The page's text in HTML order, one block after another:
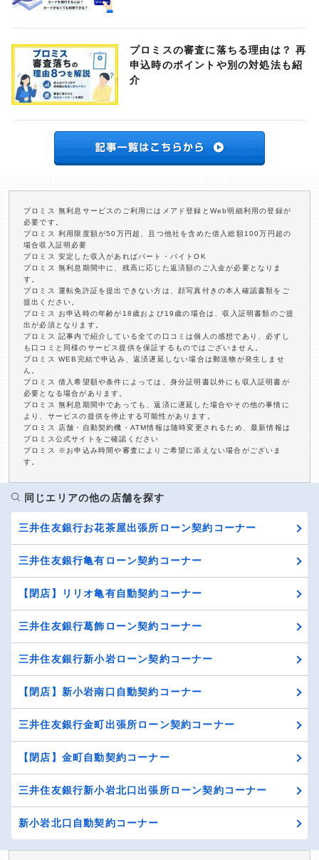
プロミスの審査に落ちる理由は？ 再
申込時のポイントや別の対処法も紹
介
プロミス 無利息サービスのご利用にはメアド登録とWeb明細利用の登録が
必要です。
プロミス 利用限度額が50万円超、且つ他社を含めた借入総額100万円超の
場合収入証明必要
プロミス 安定した収入があればパート・バイトOK
プロミス 無利息期間中に、残高に応じた返済額のご入金が必要となりま
す。
プロミス 運転免許証を提出できない方は、顔写真付きの本人確認書類をご
提出ください。
プロミス お申込時の年齢が18歳および19歳の場合は、収入証明書類のご提
出が必須となります。
プロミス 記事内で紹介している全ての口コミは個人の感想であり、必ずし
も口コミと同様のサービス提供を保証するものではございません。
プロミス WEB完結で申込み、返済遅延しない場合は郵送物が発生しませ
ん。
プロミス 借入希望額や条件によっては、身分証明書以外にも収入証明書が
必要となる場合があります。
プロミス 無利息期間中であっても、返済に遅延した場合やその他の事情に
より、サービスの提供を停止する可能性があります。
プロミス 店舗・自動契約機・ATM情報は随時変更されるため、最新情報は
プロミス公式サイトをご確認ください
プロミス ※お申込み時間や審査によりご希望に添えない場合がございま
す。
同じエリアの他の店舗を探す
三井住友銀行お花茶屋出張所ローン契約コーナー
三井住友銀行亀有ローン契約コーナー
【閉店】リリオ亀有自動契約コーナー
三井住友銀行葛飾ローン契約コーナー
三井住友銀行新小岩ローン契約コーナー
【閉店】新小岩南口自動契約コーナー
三井住友銀行金町出張所ローン契約コーナー
【閉店】金町自動契約コーナー
三井住友銀行新小岩北口出張所ローン契約コーナー
新小岩北口自動契約コーナー